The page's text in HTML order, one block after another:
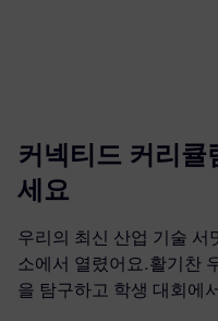
커넥티드 커리
세요
우리의 최신 산업 기술 서
소에서 열렸어요.활기찬
을 탐구하고 학생 대회에